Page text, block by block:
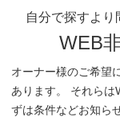
自分で探すよ
WEB
オーナー様のご希望
あります。 それらは
ずは条件などお知ら